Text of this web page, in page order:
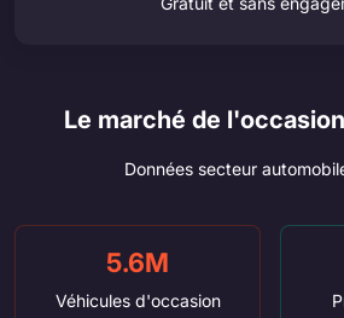
Le marché de
Données secteur
5.6M
Véhicules d'occasion